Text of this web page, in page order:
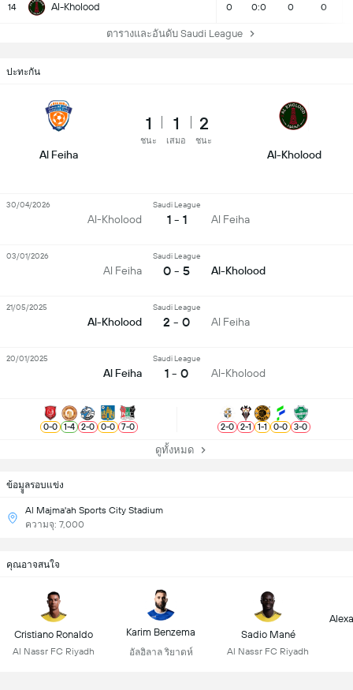
14 Al-Kholood 0 0:0 0 0
ตารางและอันดับ Saudi League
ข้อมููลรอบแข่ง
Al Majma'ah Sports City Stadium
ความจุ: 7,000
ปะทะกัน
Al Feiha
1
ชนะ
1
เสมอ
2
ชนะ
Al-Kholood
Al-Kholood
Saudi League
1 - 1 Al Feiha
30/04/2026
Al Feiha
Saudi League
0 - 5 Al-Kholood
03/01/2026
Al-Kholood
Saudi League
2 - 0 Al Feiha
21/05/2025
Al Feiha
Saudi League
1 - 0 Al-Kholood
20/01/2025
0-0 1-4 2-0 0-0 7-0 2-0 2-1 1-1 0-0 3-0
ดูทั้งหมด
คุณอาจสนใจ
Cristiano Ronaldo
Al Nassr FC Riyadh
Karim Benzema
อัลฮิลาล ริยาดห์
Sadio Mané
Al Nassr FC Riyadh